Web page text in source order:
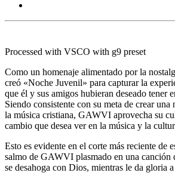
Processed with VSCO with g9 preset
Como un homenaje alimentado por la
creó «Noche Juvenil» para capturar la
que él y sus amigos hubieran deseado tener
Siendo consistente con su meta de crear una
la música cristiana, GAWVI aprovecha su
cambio que desea ver en la música y la
Esto es evidente en el corte más reciente de
salmo de GAWVI plasmado en una canción
se desahoga con Dios, mientras le da gloria